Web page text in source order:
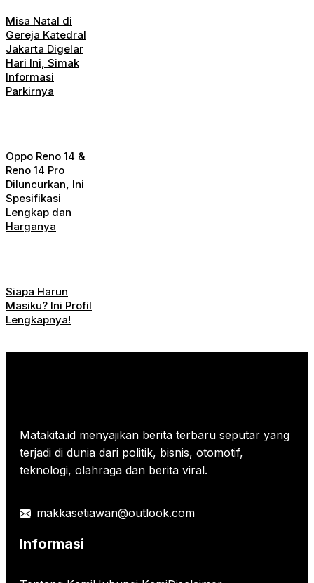
Misa Natal di
Gereja Katedral
Jakarta Digelar
Hari Ini, Simak
Informasi
Parkirnya
Oppo Reno 14 &
Reno 14 Pro
Diluncurkan, Ini
Spesifikasi
Lengkap dan
Harganya
Siapa Harun
Masiku? Ini Profil
Lengkapnya!
Matakita.id menyajikan berita terbaru seputar yang
terjadi di dunia dari politik, bisnis, otomotif,
teknologi, olahraga dan berita viral.
makkasetiawan@outlook.com
Informasi